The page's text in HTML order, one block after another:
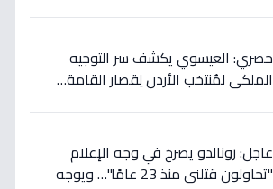
حصري: العيسوي يكشف سر التوجيه
الملكي لمُنتخب الأردن لِقصار القامة…
عاجل: رونالدو يصرخ في وجه الإعلام
"تحاولون قتلني منذ 23 عامًا"… ويوجه